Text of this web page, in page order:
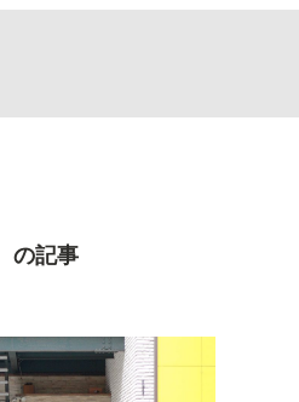
の記事